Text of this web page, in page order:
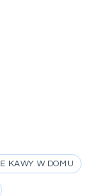
KAWY W DOMU